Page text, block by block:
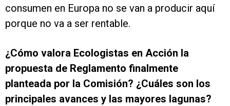
consumen en Europa no se van a producir aquí
porque no va a ser rentable.
¿Cómo valora Ecologistas en Acción la
propuesta de Reglamento finalmente
planteada por la Comisión? ¿Cuáles son los
principales avances y las mayores lagunas?